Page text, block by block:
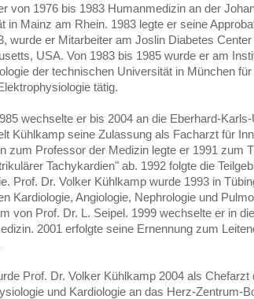
von 1976 bis 1983 Humanmedizin an der
in Mainz am Rhein. 1983 legte er seine
wurde er Mitarbeiter am Joslin Diabetes
USA. Von 1983 bis 1985 wurde er am
der technischen Universität in München
tätig.
wechselte er bis 2004 an die Eberhard-
Kühlkamp seine Zulassung als Facharzt für
zum Professor der Medizin legte er 1991 zum
Tachykardien" ab. 1992 folgte die
Prof. Dr. Volker Kühlkamp wurde 1993 in
Kardiologie, Angiologie, Nephrologie und
von Prof. Dr. L. Seipel. 1999 wechselte er in
2001 erfolgte seine Ernennung zum
Prof. Dr. Volker Kühlkamp 2004 als Chefarzt
und Kardiologie an das Herz-Zentrum-